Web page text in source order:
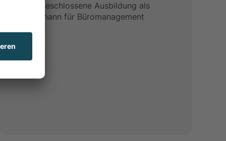
- Abgeschlossene Ausbildung als
Kaufmann für Büromanagement